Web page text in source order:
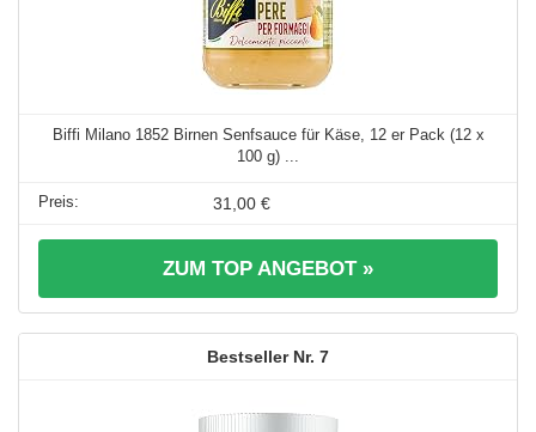
Biffi Milano 1852 Birnen Senfsauce für Käse, 12 er Pack (12 x
100 g) ...
31,00 €
ZUM TOP ANGEBOT »
7